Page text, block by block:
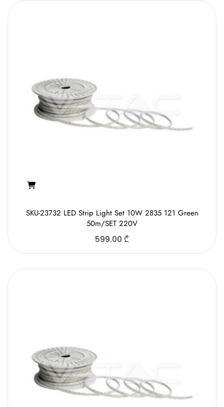
SKU-23732 LED Strip Light Set 10W 2835 121 Green
50m/SET 220V
599.00 ₾